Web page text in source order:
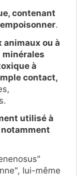
contenant
.
animaux ou à
à
contact,
utilisé à
lui-même